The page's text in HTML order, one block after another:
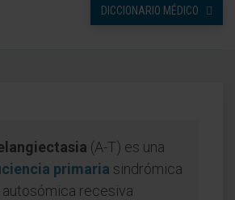
DICCIONARIO MÉDICO
(A-T) es una
primaria sindrómica
recesiva